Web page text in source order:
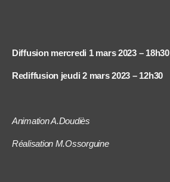
Diffusion mercredi 1 mars 2023 – 18h30
Rediffusion jeudi 2 mars 2023 – 12h30
Animation A.Doudiès
Réalisation M.Ossorguine